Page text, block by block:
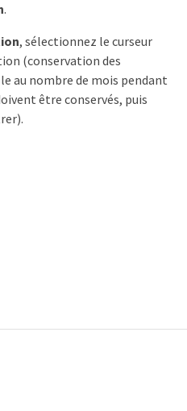
.
, sélectionnez le curseur
(conservation des
au nombre de mois pendant
être conservés, puis